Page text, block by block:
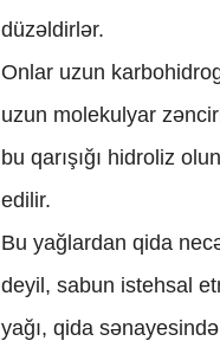
düzəldirlər.
Onlar uzun
uzun molekulyar
bu qarışığı hidroliz
edilir.
Bu yağlardan qida
deyil, sabun istehsal
yağı, qida